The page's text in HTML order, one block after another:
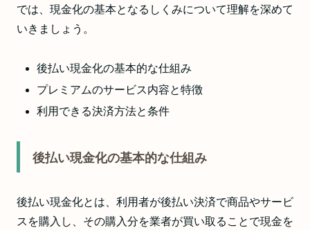
では、現金化の基本となるしくみについて理解を深めて
いきましょう。
後払い現金化の基本的な仕組み
プレミアムのサービス内容と特徴
利用できる決済方法と条件
後払い現金化の基本的な仕組み
後払い現金化とは、利用者が後払い決済で商品やサービ
スを購入し、その購入分を業者が買い取ることで現金を